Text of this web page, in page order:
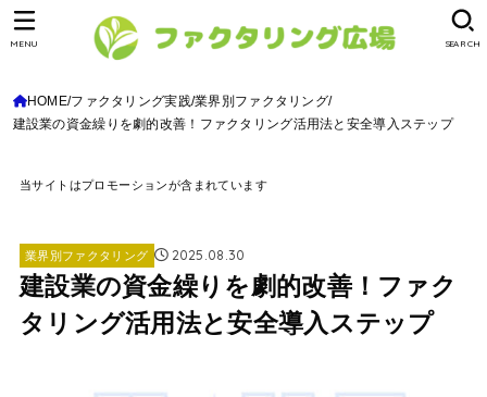
SEARCH
MENU
HOME ファクタリング実践 業界別ファクタリング
建設業の資金繰りを劇的改善！ファクタリング活用法と安全導入ステップ
当サイトはプロモーションが含まれています
業界別ファクタリング 2025.08.30
建設業の資金繰りを劇的改善！ファク
タリング活用法と安全導入ステップ